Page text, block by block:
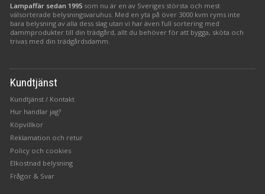
Lampaffär sedan 1995 som nu är en av Sveriges största och mest
välsorterade belysningsvaruhus. Med en yta på över 3000 kvm ryms inte
bara belysning av alla dess slag utan vi har även full sortering med
dammprodukter till din trädgård, allt du behöver för att bygga, sköta och
trivas med din trädgårdsdamm.
Kundtjänst
Kundtjänst / Kontakt
Hur handlar jag?
Köpvillkor
Reklamation och retur
Policy och cookies
Elkostnad belysning
Frågor & Svar